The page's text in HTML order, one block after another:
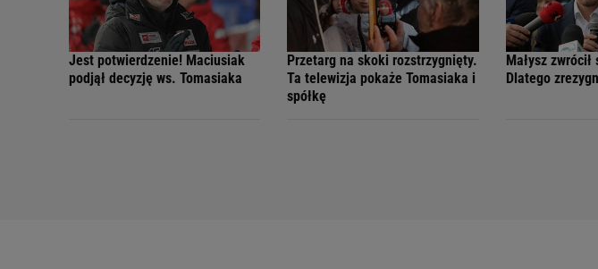
Jest potwierdzenie! Maciusiak
podjął decyzję ws. Tomasiaka
Przetarg na skoki rozstrzygnięty.
Ta telewizja pokaże Tomasiaka i
spółkę
Małysz
Dlatego